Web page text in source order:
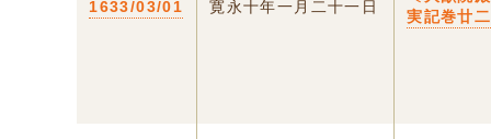
1633/03/01 寛永十年一月二十一日
実記巻廿